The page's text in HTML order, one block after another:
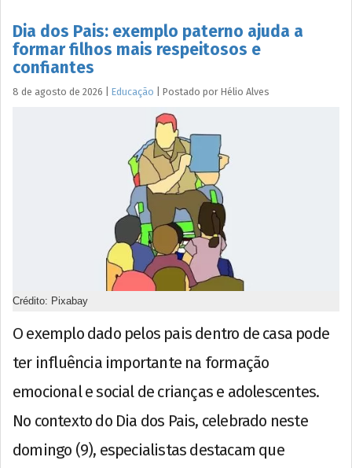
Dia dos Pais: exemplo paterno ajuda a
formar filhos mais respeitosos e
confiantes
8 de agosto de 2026 Educação Postado por Hélio Alves
Crédito: Pixabay
O exemplo dado pelos pais dentro de casa pode
ter influência importante na formação
emocional e social de crianças e adolescentes.
No contexto do Dia dos Pais, celebrado neste
domingo (9), especialistas destacam que